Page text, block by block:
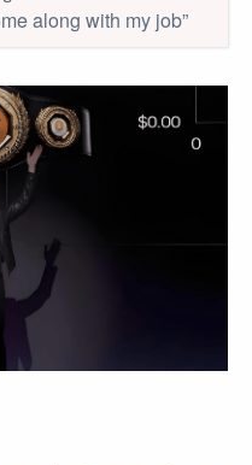
along with my job”